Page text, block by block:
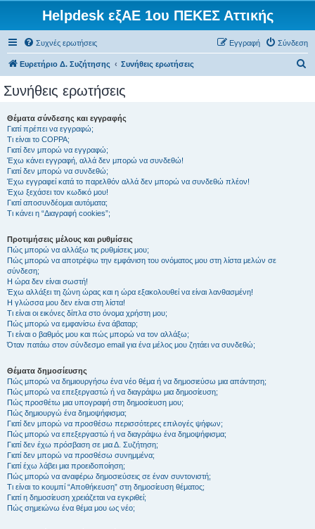
Helpdesk εξΑΕ 1ου ΠΕΚΕΣ Αττικής
Συχνές ερωτήσεις Σύνδεση
Εγγραφή
Ευρετήριο Δ. Συζήτησης Συνήθεις ερωτήσεις
Συνήθεις ερωτήσεις
Θέματα σύνδεσης και εγγραφής
Γιατί πρέπει να εγγραφώ;
Τι είναι το COPPA;
Γιατί δεν μπορώ να εγγραφώ;
Έχω κάνει εγγραφή, αλλά δεν μπορώ να συνδεθώ!
Γιατί δεν μπορώ να συνδεθώ;
Έχω εγγραφεί κατά το παρελθόν αλλά δεν μπορώ να συνδεθώ πλέον!
Έχω ξεχάσει τον κωδικό μου!
Γιατί αποσυνδέομαι αυτόματα;
Τι κάνει η “Διαγραφή cookies”;
Προτιμήσεις μέλους και ρυθμίσεις
Πώς μπορώ να αλλάξω τις ρυθμίσεις μου;
Πώς μπορώ να αποτρέψω την εμφάνιση του ονόματος μου στη λίστα μελών σε
σύνδεση;
Η ώρα δεν είναι σωστή!
Έχω αλλάξει τη ζώνη ώρας και η ώρα εξακολουθεί να είναι λανθασμένη!
Η γλώσσα μου δεν είναι στη λίστα!
Τι είναι οι εικόνες δίπλα στο όνομα χρήστη μου;
Πώς μπορώ να εμφανίσω ένα άβαταρ;
Τι είναι ο βαθμός μου και πώς μπορώ να τον αλλάξω;
Όταν πατάω στον σύνδεσμο email για ένα μέλος μου ζητάει να συνδεθώ;
Θέματα δημοσίευσης
Πώς μπορώ να δημιουργήσω ένα νέο θέμα ή να δημοσιεύσω μια απάντηση;
Πώς μπορώ να επεξεργαστώ ή να διαγράψω μια δημοσίευση;
Πώς προσθέτω μια υπογραφή στη δημοσίευση μου;
Πώς δημιουργώ ένα δημοψήφισμα;
Γιατί δεν μπορώ να προσθέσω περισσότερες επιλογές ψήφων;
Πώς μπορώ να επεξεργαστώ ή να διαγράψω ένα δημοψήφισμα;
Γιατί δεν έχω πρόσβαση σε μια Δ. Συζήτηση;
Γιατί δεν μπορώ να προσθέσω συνημμένα;
Γιατί έχω λάβει μια προειδοποίηση;
Πώς μπορώ να αναφέρω δημοσιεύσεις σε έναν συντονιστή;
Τι είναι το κουμπί “Αποθήκευση” στη δημοσίευση θέματος;
Γιατί η δημοσίευση χρειάζεται να εγκριθεί;
Πώς σημειώνω ένα θέμα μου ως νέο;